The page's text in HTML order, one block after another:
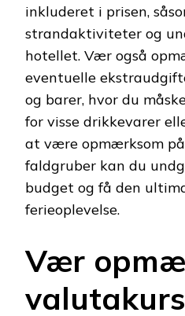
inkluderet i prisen,
strandaktiviteter og
hotellet. Vær også
eventuelle
og barer, hvor du
for visse drikkevarer
at være opmærksom
faldgruber kan du
budget og få den
ferieoplevelse.
Vær